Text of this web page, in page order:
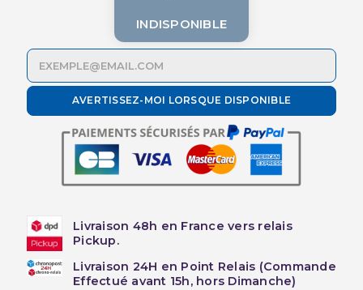
INDISPONIBLE
AVERTISSEZ-MOI LORSQUE DISPONIBLE
Livraison 48h en France vers relais
Pickup.
Livraison 24H en Point Relais (Commande
Effectué avant 15h, hors Dimanche)